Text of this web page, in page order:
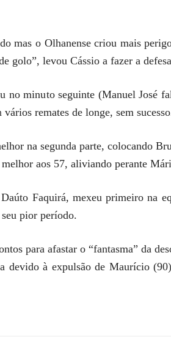
mas o Olhanense criou mais
golo”, levou Cássio a fazer a
no minuto seguinte (Manuel José
remates de longe, sem
na segunda parte, colocando
aos 57, aliviando perante
Faquirá, mexeu primeiro na
pior período.
para afastar o “fantasma” da
devido à expulsão de Maurício